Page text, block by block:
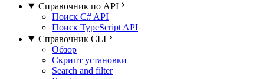
Справочник по API
Поиск C# API
Поиск TypeScript API
Справочник CLI
Обзор
Скрипт установки
Search and filter